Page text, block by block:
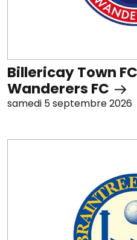
Billericay Town
Wanderers FC
samedi 5 septembre 2026